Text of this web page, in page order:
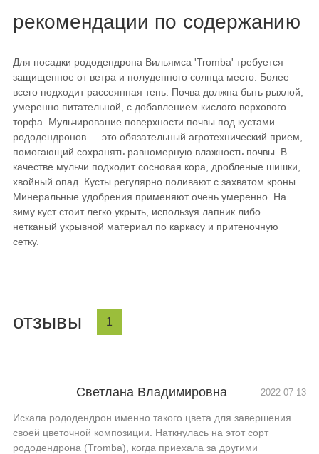
рекомендации по содержанию
Для посадки рододендрона Вильямса 'Tromba' требуется
защищенное от ветра и полуденного солнца место. Более
всего подходит рассеянная тень. Почва должна быть рыхлой,
умеренно питательной, с добавлением кислого верхового
торфа. Мульчирование поверхности почвы под кустами
рододендронов — это обязательный агротехнический прием,
помогающий сохранять равномерную влажность почвы. В
качестве мульчи подходит сосновая кора, дробленые шишки,
хвойный опад. Кусты регулярно поливают с захватом кроны.
Минеральные удобрения применяют очень умеренно. На
зиму куст стоит легко укрыть, используя лапник либо
нетканый укрывной материал по каркасу и притеночную
сетку.
отзывы 1
Светлана Владимировна 2022-07-13
Искала рододендрон именно такого цвета для завершения
своей цветочной композиции. Наткнулась на этот сорт
рододендрона (Tromba), когда приехала за другими